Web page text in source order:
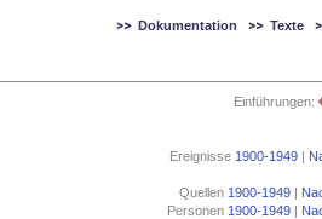
Dokumentation Texte
Einführungen:
Ereignisse 1900-1949 |
Quellen 1900-1949 |
Personen 1900-1949 |